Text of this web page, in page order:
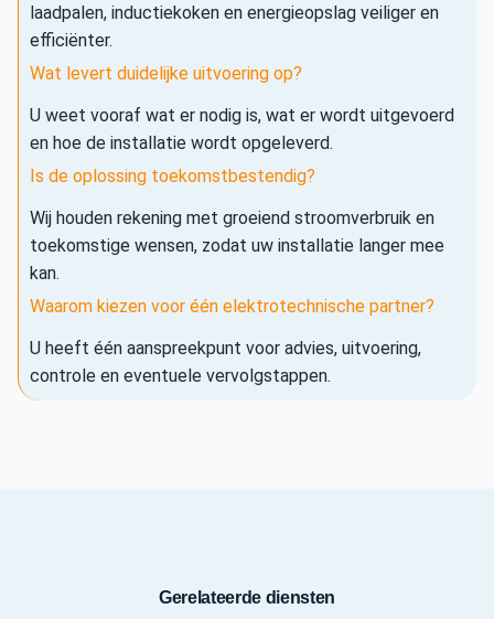
laadpalen, inductiekoken en energieopslag veiliger en
efficiënter.
Wat levert duidelijke uitvoering op?
U weet vooraf wat er nodig is, wat er wordt uitgevoerd
en hoe de installatie wordt opgeleverd.
Is de oplossing toekomstbestendig?
Wij houden rekening met groeiend stroomverbruik en
toekomstige wensen, zodat uw installatie langer mee
kan.
Waarom kiezen voor één elektrotechnische partner?
U heeft één aanspreekpunt voor advies, uitvoering,
controle en eventuele vervolgstappen.
Gerelateerde diensten